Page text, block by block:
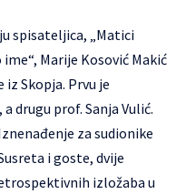
spisateljica, „Matici
Marije Kosović Makić
iz Skopja. Prvu je
drugu prof. Sanja Vulić.
za sudionike
i goste, dvije
izložaba u